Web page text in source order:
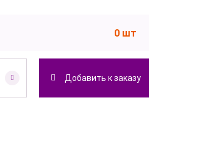
0 шт
Добавить к заказу